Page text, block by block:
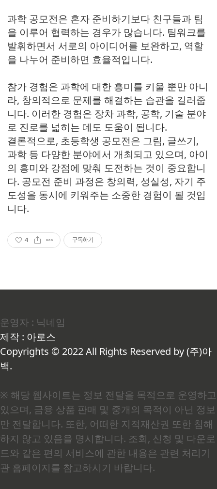
과학 공모전은 혼자 준비하기보다 친구들과 팀
을 이루어 협력하는 경우가 많습니다. 팀워크를
발휘하면서 서로의 아이디어를 보완하고, 역할
을 나누어 준비하면 효율적입니다.
참가 경험은 과학에 대한 흥미를 키울 뿐만 아니
라, 창의적으로 문제를 해결하는 습관을 길러줍
니다. 이러한 경험은 장차 과학, 공학, 기술 분야
로 진로를 넓히는 데도 도움이 됩니다.
결론적으로, 초등학생 공모전은 그림, 글쓰기,
과학 등 다양한 분야에서 개최되고 있으며, 아이
의 흥미와 강점에 맞춰 도전하는 것이 중요합니
다. 공모전 준비 과정은 창의력, 성실성, 자기 주
도성을 동시에 키워주는 소중한 경험이 될 것입
니다.
4 구독하기
운영자 : 닉네임
제작 : 아로스
Copyrights © 2022 All Rights Reserved by (주)아
백.
※ 해당 웹사이트는 정보 전달을 목적으로 운영하고
있으며, 금융 상품 판매 및 중개의 목적이 아닌 정보
만 전달합니다. 또한, 어떠한 지적재산권 또한 침해
하지 않고 있음을 명시합니다. 조회, 신청 및 다운로
드와 같은 편의 서비스에 관한 내용은 관련 처리기
관 홈페이지를 참고하시기 바랍니다.